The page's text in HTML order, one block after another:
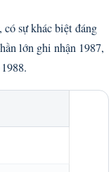
sự khác biệt đáng
lớn ghi nhận 1987,